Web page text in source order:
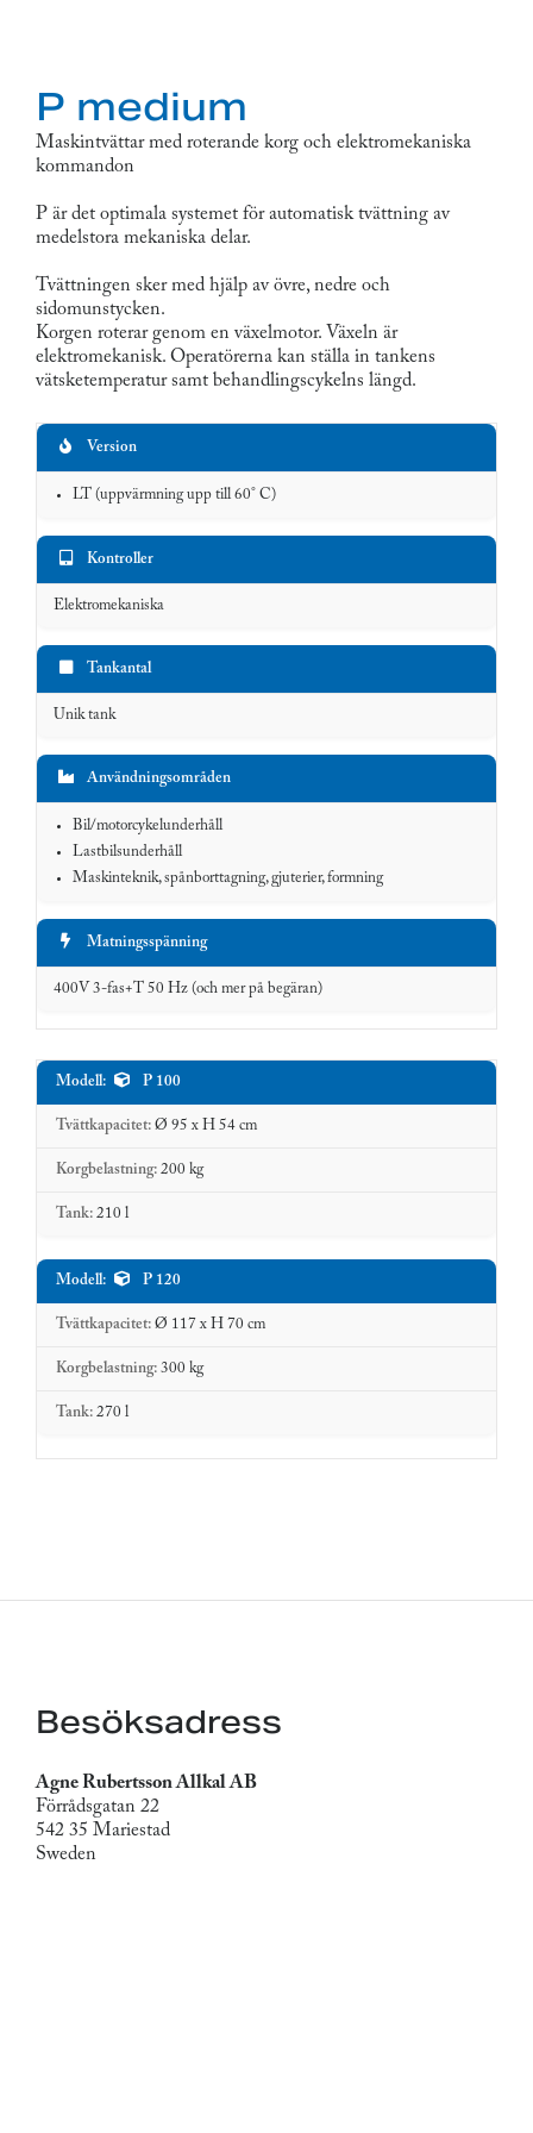
P medium
Maskintvättar med roterande korg och elektromekaniska
kommandon
P är det optimala systemet för automatisk tvättning av
medelstora mekaniska delar.
Tvättningen sker med hjälp av övre, nedre och
sidomunstycken.
Korgen roterar genom en växelmotor. Växeln är
elektromekanisk. Operatörerna kan ställa in tankens
vätsketemperatur samt behandlingscykelns längd.
Funktion
Version
LT (uppvärmning upp till 60° C)
Kontroller
Elektromekaniska
Tankantal
Unik tank
Användningsområden
Bil/motorcykelunderhåll
Lastbilsunderhåll
Maskinteknik, spånborttagning, gjuterier, formning
Matningsspänning
400V 3-fas+T 50 Hz (och mer på begäran)
Tvättkapacitet
(Ø x H)
P 100
Ø 95 x H 54 cm
200 kg
210 l
P 120
Ø 117 x H 70 cm
300 kg
270 l
Besöksadress
Agne Rubertsson Allkal AB
Förrådsgatan 22
542 35 Mariestad
Sweden